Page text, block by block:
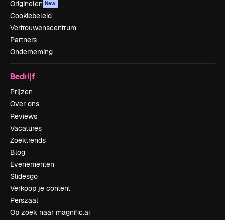
Originelen New
Cookiebeleid
Vertrouwenscentrum
Partners
Onderneming
Bedrijf
Prijzen
Over ons
Reviews
Vacatures
Zoektrends
Blog
Evenementen
Slidesgo
Verkoop je content
Perszaal
Op zoek naar magnific.ai